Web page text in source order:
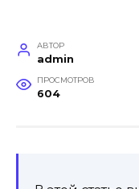
АВТОР
admin
ПРОСМОТРОВ
604